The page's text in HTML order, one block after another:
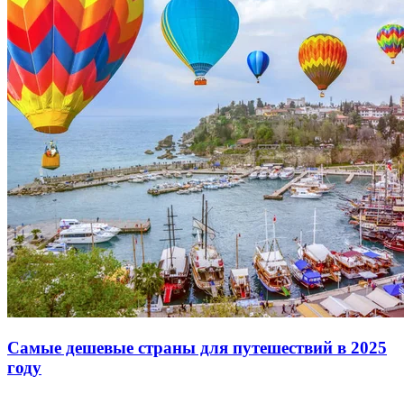
Самые дешевые страны для путешествий в 2025
году